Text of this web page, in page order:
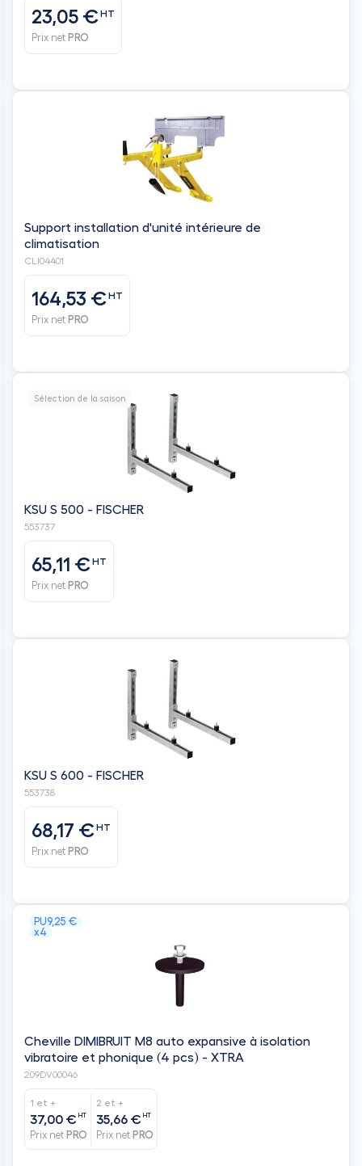
23,05 €HT
Prix net PRO
Support installation d'unité intérieure de
climatisation
CLI04401
164,53 €HT
Prix net PRO
Sélection de la saison
KSU S 500 - FISCHER
553737
65,11 €HT
Prix net PRO
KSU S 600 - FISCHER
553738
68,17 €HT
Prix net PRO
PU9,25 €
x4
Cheville DIMIBRUIT M8 auto expansive à isolation
vibratoire et phonique (4 pcs) - XTRA
209DV00046
1 et +
37,00 € HT
Prix net PRO
2 et +
35,66 € HT
Prix net PRO